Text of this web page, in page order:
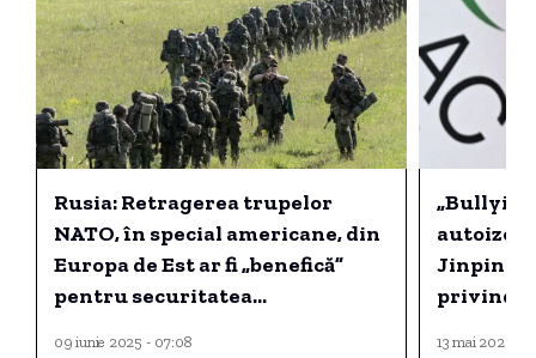
Rusia: Retragerea trupelor
NATO, în special americane, din
Europa de Est ar fi „benefică”
pentru securitatea
09 iunie 2025 - 07:08
Jinping
privind
13 mai 2025 -